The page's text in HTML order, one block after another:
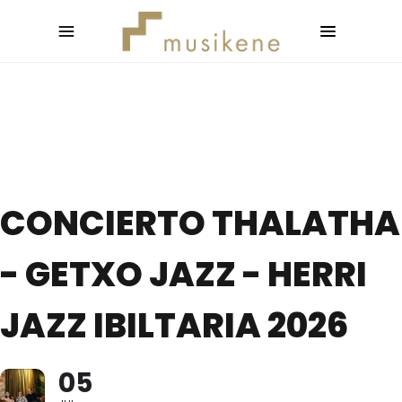
CONCIERTO THALATHA
- GETXO JAZZ - HERRI
JAZZ IBILTARIA 2026
05